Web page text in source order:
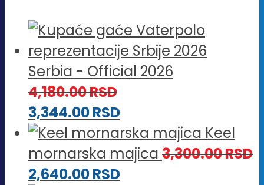
Serbia - Official 2026
4,180.00RSD
3,344.00RSD
Keel
mornarska majica 3,300.00RSD
2,640.00RSD